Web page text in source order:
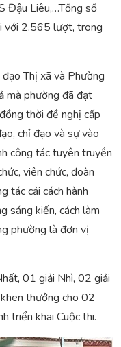
Đậu Liêu,…Tổng số
với 2.565 lượt, trong
Thị xã và Phường
mà phường đã đạt
thời đề nghị cấp
chỉ đạo và sự vào
công tác tuyên truyền
viên chức, đoàn
tác cải cách hành
sáng kiến, cách làm
phường là đơn vị
01 giải Nhì, 02 giải
thưởng cho 02
triển khai Cuộc thi.